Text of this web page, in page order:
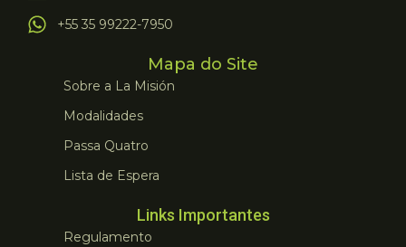
+55 35 99222-7950
Mapa do Site
Sobre a La Misión
Modalidades
Passa Quatro
Lista de Espera
Links Importantes
Regulamento